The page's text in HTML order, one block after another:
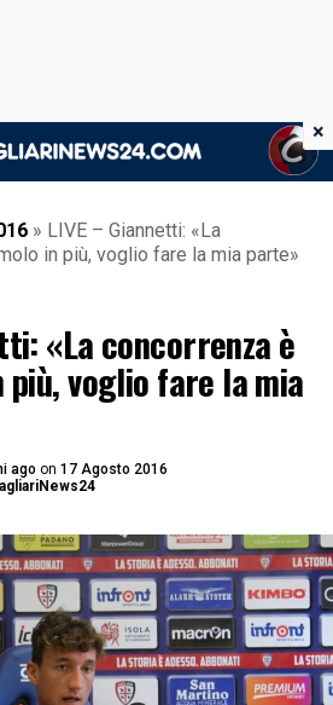
» LIVE – Giannetti: «La
in più, voglio fare la mia parte»
«La concorrenza è
voglio fare la mia
ago on 17 Agosto 2016
×